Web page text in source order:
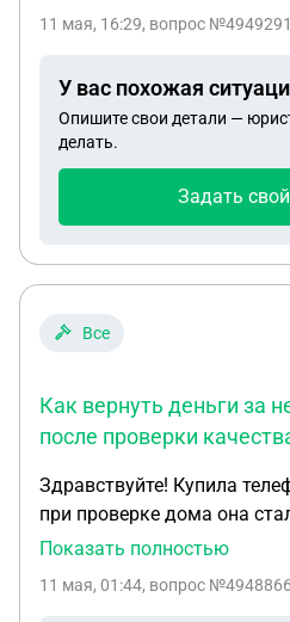
11 мая, 16:29, вопрос
У вас похожая
Опишите свои детали —
делать.
Задать
Все
Как вернуть деньги за
после проверки
Здравствуйте! Купила
при проверке дома она
нагреваться,данные не
на что мне сказали нужна
Показать полностью
11 мая, 01:44, вопрос